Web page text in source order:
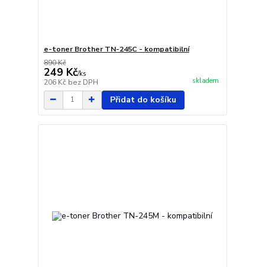
e-toner Brother TN-245C - kompatibilní
890 Kč
249 Kč/ks
206 Kč bez DPH skladem
Přidat do košíku